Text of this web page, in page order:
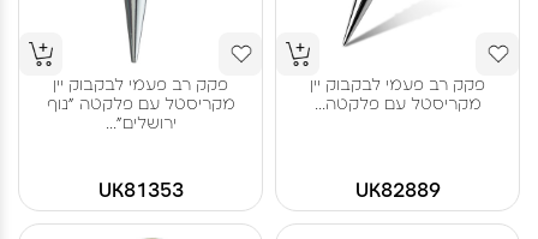
פקק רב פעמי לבקבוק יין
מקריסטל עם פלקטה...
UK82889
פקק רב פעמי לבקבוק יין
מקריסטל עם פלקטה "נוף
ירושלים"...
UK81353